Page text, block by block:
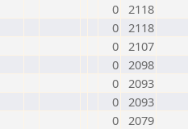
0 2118
0 2118
0 2107
0 2098
0 2093
0 2093
0 2079